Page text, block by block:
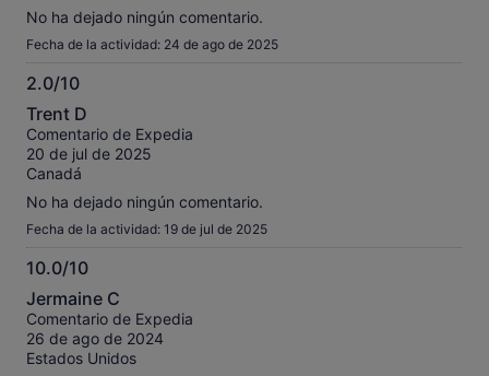
No ha dejado ningún comentario.
Fecha de la actividad: 24 de ago de 2025
2.0/10
2.0
sobre
10
Trent D
Comentario de Expedia
20 de jul de 2025
Canadá
No ha dejado ningún comentario.
Fecha de la actividad: 19 de jul de 2025
10.0/10
10.0
sobre
10
Jermaine C
Comentario de Expedia
26 de ago de 2024
Estados Unidos